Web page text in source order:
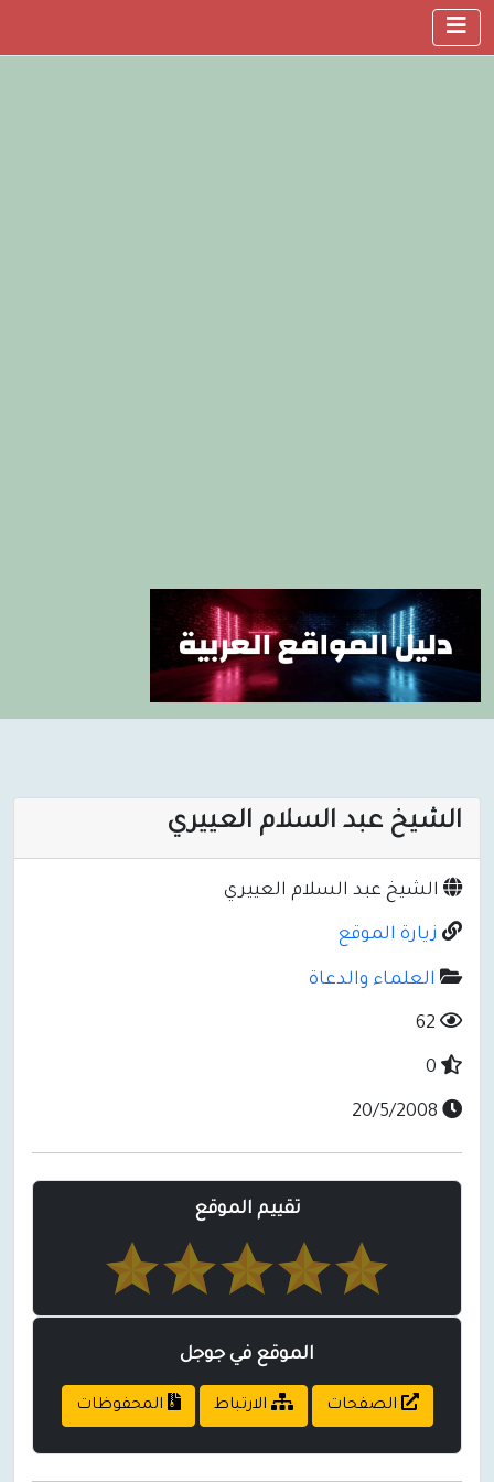
الشيخ عبد السلام العييري
الشيخ عبد السلام العييري
زيارة الموقع
العلماء والدعاة
تقييم الموقع
الموقع في جوجل
الصفحات الارتباط المحفوظات